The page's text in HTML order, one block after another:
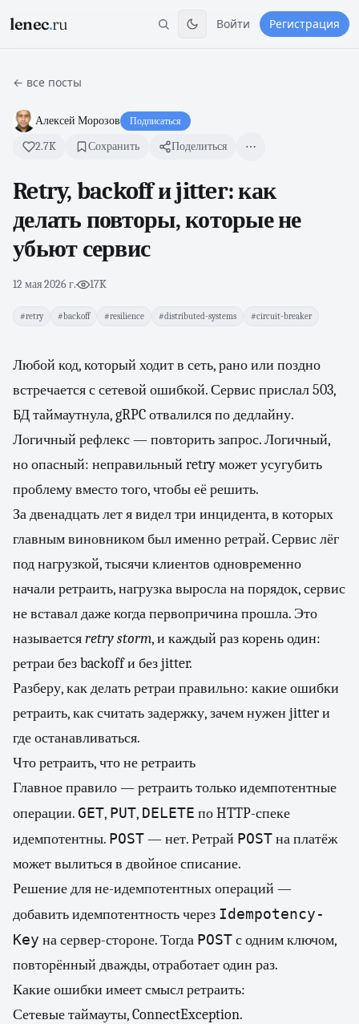
lenec.ru Войти Регистрация
← все посты
Алексей Морозов Подписаться
2.7K Сохранить Поделиться
Retry, backoff и jitter: как
делать повторы, которые не
убьют сервис
12 мая 2026 г.· 17K
#retry #backoff #resilience #distributed-systems #circuit-breaker
Любой код, который ходит в сеть, рано или поздно
встречается с сетевой ошибкой. Сервис прислал 503,
БД таймаутнула, gRPC отвалился по дедлайну.
Логичный рефлекс — повторить запрос. Логичный,
но опасный: неправильный retry может усугубить
проблему вместо того, чтобы её решить.
За двенадцать лет я видел три инцидента, в которых
главным виновником был именно ретрай. Сервис лёг
под нагрузкой, тысячи клиентов одновременно
начали ретраить, нагрузка выросла на порядок, сервис
не вставал даже когда первопричина прошла. Это
называетсяretry storm, и каждый раз корень один:
ретраи без backoff и без jitter.
Разберу, как делать ретраи правильно: какие ошибки
ретраить, как считать задержку, зачем нужен jitter и
где останавливаться.
Что ретраить, что не ретраить
Главное правило — ретраить только идемпотентные
операции. GET, PUT, DELETE по HTTP-спеке
идемпотентны. POST— нет. Ретрай POSTна платёж
может вылиться в двойное списание.
Решение для не-идемпотентных операций —
добавить идемпотентность через Idempotency-
Key на сервер-стороне. Тогда POSTс одним ключом,
повторённый дважды, отработает один раз.
Какие ошибки имеет смысл ретраить:
Сетевые таймауты, ConnectException.